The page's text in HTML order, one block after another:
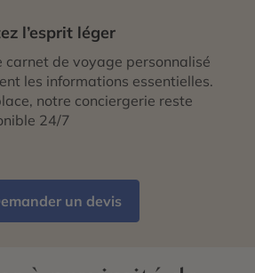
l’esprit léger
carnet de voyage personnalisé
les informations essentielles.
notre conciergerie reste
24/7
un devis